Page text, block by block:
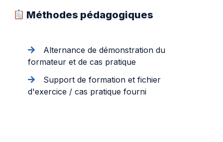
Méthodes pédagogiques
Alternance de démonstration du
formateur et de cas pratique
Support de formation et fichier
d'exercice / cas pratique fourni